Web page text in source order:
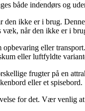
både indendørs og
den ikke er i brug.
når den ikke er i
eller
eller luftfyldte
frugter på en
eller et spisebord.
for det. Vær venlig